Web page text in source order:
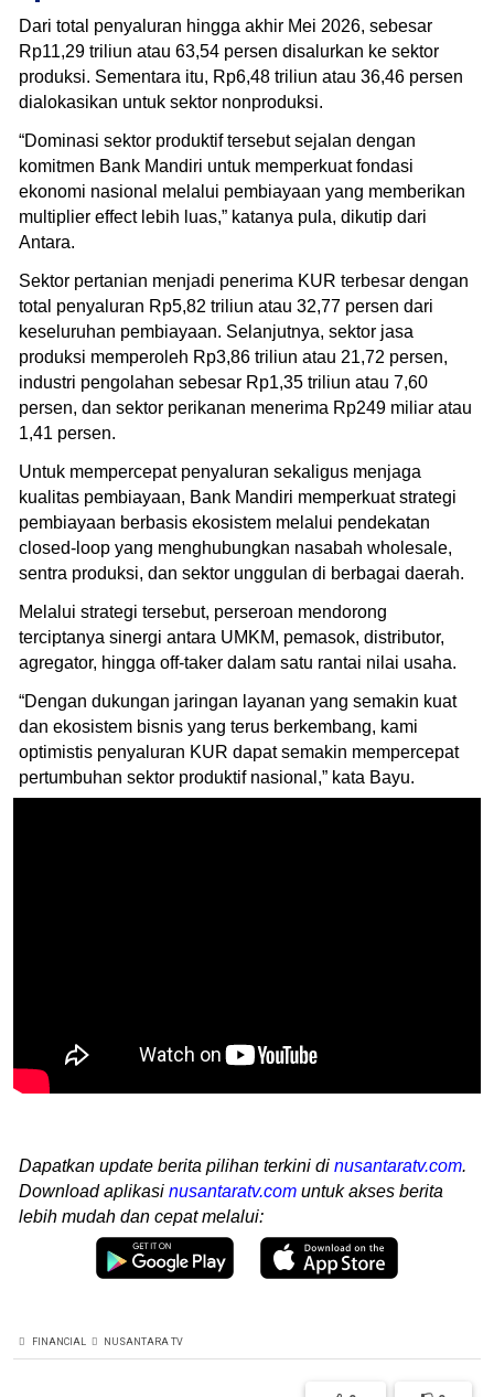
Dari total penyaluran hingga akhir Mei 2026, sebesar
Rp11,29 triliun atau 63,54 persen disalurkan ke sektor
produksi. Sementara itu, Rp6,48 triliun atau 36,46 persen
dialokasikan untuk sektor nonproduksi.
“Dominasi sektor produktif tersebut sejalan dengan
komitmen Bank Mandiri untuk memperkuat fondasi
ekonomi nasional melalui pembiayaan yang memberikan
multiplier effect lebih luas,” katanya pula, dikutip dari
Antara.
Sektor pertanian menjadi penerima KUR terbesar dengan
total penyaluran Rp5,82 triliun atau 32,77 persen dari
keseluruhan pembiayaan. Selanjutnya, sektor jasa
produksi memperoleh Rp3,86 triliun atau 21,72 persen,
industri pengolahan sebesar Rp1,35 triliun atau 7,60
persen, dan sektor perikanan menerima Rp249 miliar atau
1,41 persen.
Untuk mempercepat penyaluran sekaligus menjaga
kualitas pembiayaan, Bank Mandiri memperkuat strategi
pembiayaan berbasis ekosistem melalui pendekatan
closed-loop yang menghubungkan nasabah wholesale,
sentra produksi, dan sektor unggulan di berbagai daerah.
Melalui strategi tersebut, perseroan mendorong
terciptanya sinergi antara UMKM, pemasok, distributor,
agregator, hingga off-taker dalam satu rantai nilai usaha.
“Dengan dukungan jaringan layanan yang semakin kuat
dan ekosistem bisnis yang terus berkembang, kami
optimistis penyaluran KUR dapat semakin mempercepat
pertumbuhan sektor produktif nasional,” kata Bayu.
Dapatkan update berita pilihan terkini di nusantaratv.com.
Download aplikasi nusantaratv.com untuk akses berita
lebih mudah dan cepat melalui:
FINANCIAL NUSANTARA TV